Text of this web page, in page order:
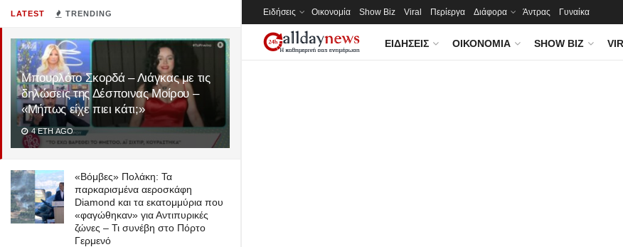
LATEST TRENDING
Μπουρλότο Σκορδά – Λιάγκας με τις
δηλώσεις της Δέσποινας Μοίρου –
«Μήπως είχε πιει κάτι;»
4 ΈΤΗ AGO
«Βόμβες» Πολάκη: Τα
παρκαρισμένα αεροσκάφη
Diamond και τα εκατομμύρια που
«φαγώθηκαν» για Αντιπυρικές
ζώνες – Τι συνέβη στο Πόρτο
Γερμενό
Ειδήσεις Οικονομία Show Biz Viral Περίεργα Διάφορα Άντρας Γυναίκα
ΕΙΔΉΣΕΙΣ ΟΙΚΟΝΟΜΊΑ SHOW BIZ